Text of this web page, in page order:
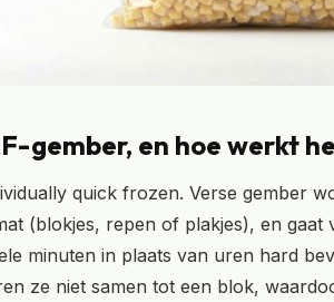
gember, en hoe werkt
quick frozen. Verse gember
(blokjes, repen of plakjes), en
minuten in plaats van uren hard
ze niet samen tot een blok,